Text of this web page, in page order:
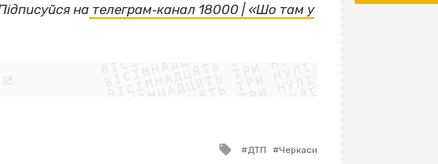
на телеграм‐канал 18000 | «Шо там у
ВІСІМНАДЦЯТЬ ТРИ НУЛІ
ВІСІМНАДЦЯТЬ ТРИ НУЛІ
ВІСІМНАДЦЯТЬ ТРИ НУЛІ
ВІСІМНАДЦЯТЬ ТРИ НУЛІ
ВІСІМНАДЦЯТЬ ТРИ НУЛІ
ВІСІМНАДЦЯТЬ ТРИ НУЛІ
ВІСІМНАДЦЯТЬ ТРИ НУЛІ
ВІСІМНАДЦЯТЬ ТРИ НУЛІ
Tagged
ДТП Черкаси